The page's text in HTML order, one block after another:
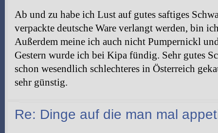
Ab und zu habe ich Lust auf gutes saftiges
verpackte deutsche Ware verlangt werden, bin
Außerdem meine ich auch nicht Pumpernickl
Gestern wurde ich bei Kipa fündig. Sehr gutes
schon wesendlich schlechteres in Österreich
sehr günstig.
Re: Dinge auf die man mal